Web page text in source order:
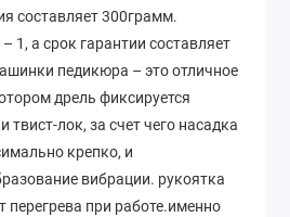
составляет 300грамм.
1, а срок гарантии составляет
педикюра – это отличное
дрель фиксируется
твист-лок, за счет чего насадка
крепко, и
вибрации. рукоятка
перегрева при работе.именно